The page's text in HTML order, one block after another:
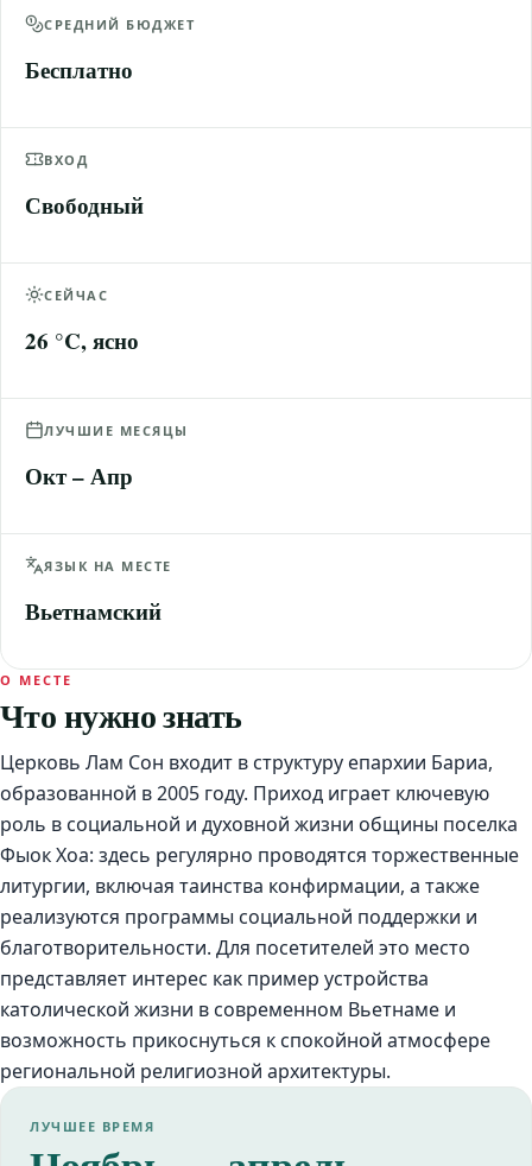
СРЕДНИЙ БЮДЖЕТ
Бесплатно
ВХОД
Свободный
СЕЙЧАС
26 °C, ясно
ЛУЧШИЕ МЕСЯЦЫ
Окт – Апр
ЯЗЫК НА МЕСТЕ
Вьетнамский
О МЕСТЕ
Что нужно знать
Церковь Лам Сон входит в структуру епархии Бариа,
образованной в 2005 году. Приход играет ключевую
роль в социальной и духовной жизни общины поселка
Фыок Хоа: здесь регулярно проводятся торжественные
литургии, включая таинства конфирмации, а также
реализуются программы социальной поддержки и
благотворительности. Для посетителей это место
представляет интерес как пример устройства
католической жизни в современном Вьетнаме и
возможность прикоснуться к спокойной атмосфере
региональной религиозной архитектуры.
ЛУЧШЕЕ ВРЕМЯ